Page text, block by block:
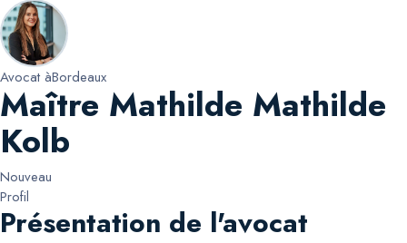
Avocat àBordeaux
Maître Mathilde Mathilde
Kolb
Nouveau
Profil
Présentation de l'avocat